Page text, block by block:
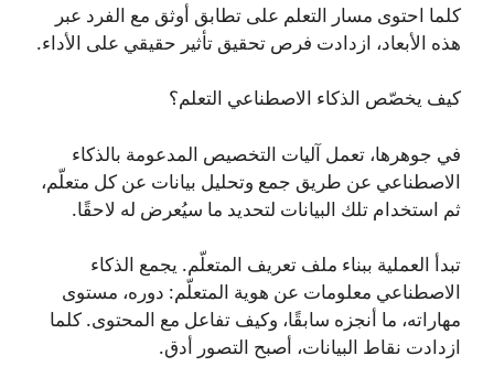
كلما احتوى مسار التعلم على تطابق أوثق مع الفرد عبر
هذه الأبعاد، ازدادت فرص تحقيق تأثير حقيقي على الأداء.
كيف يخصّص الذكاء الاصطناعي التعلم؟
في جوهرها، تعمل آليات التخصيص المدعومة بالذكاء
الاصطناعي عن طريق جمع وتحليل بيانات عن كل متعلّم،
ثم استخدام تلك البيانات لتحديد ما سيُعرض له لاحقًا.
تبدأ العملية ببناء ملف تعريف المتعلّم. يجمع الذكاء
الاصطناعي معلومات عن هوية المتعلّم: دوره، مستوى
مهاراته، ما أنجزه سابقًا، وكيف تفاعل مع المحتوى. كلما
ازدادت نقاط البيانات، أصبح التصور أدق.